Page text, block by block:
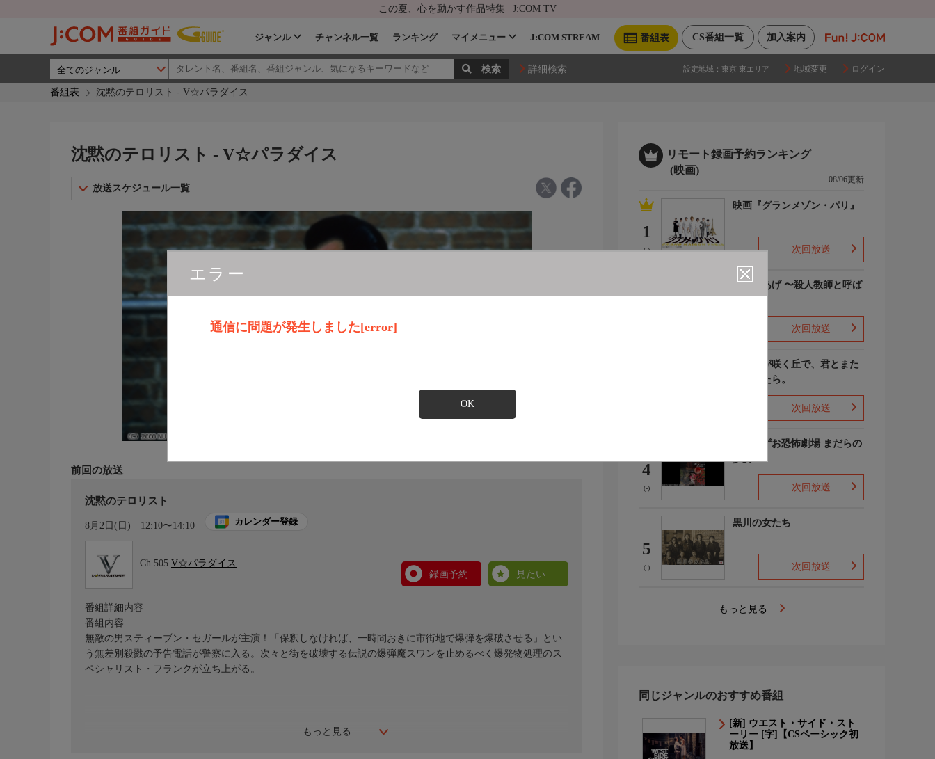
この夏、心を動かす作品特集 | J:COM TV
加入案内
CS番組一覧
番組表
ジャンル チャンネル一覧 ランキング マイメニュー J:COM STREAM
詳細検索 設定地域： 東京 東エリア 地域変更 ログイン
番組表 沈黙のテロリスト - V☆パラダイス
エラー
通信に問題が発生しました[error]
OK
沈黙のテロリスト - V☆パラダイス
放送スケジュール一覧
前回の放送
沈黙のテロリスト
8月2日(日) 12:10〜14:10 カレンダー登録
Ch.505 V☆パラダイス
録画予約
見たい
もっと見る
番組詳細内容
番組内容
無敵の男スティーブン・セガールが主演！「保釈しなければ、一時間おきに市街地で爆弾を爆破させる」とい
う無差別殺戮の予告電話が警察に入る。次々と街を破壊する伝説の爆弾魔スワンを止めるべく爆発物処理のス
ペシャリスト・フランクが立ち上がる。
リモート録画予約ランキング
(映画)
08/06更新
1
(-)
映画『グランメゾン・パリ』
次回放送
でっちあげ 〜殺人教師と呼ば
次回放送
あの花が咲く丘で、君とまた
出会えたら。
次回放送
4
(-)
楳図かずお恐怖劇場 まだらの
少女
次回放送
5
(-)
黒川の女たち
次回放送
もっと見る
同じジャンルのおすすめ番組
[新] ウエスト・サイド・スト
ーリー [字]【CSベーシック初
放送】